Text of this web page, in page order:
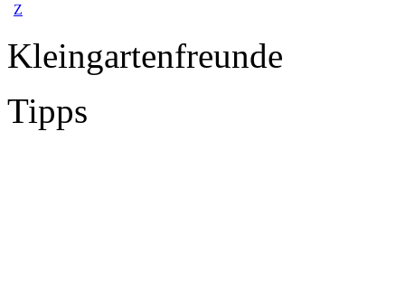
Z
Kleingartenfreunde
Tipps